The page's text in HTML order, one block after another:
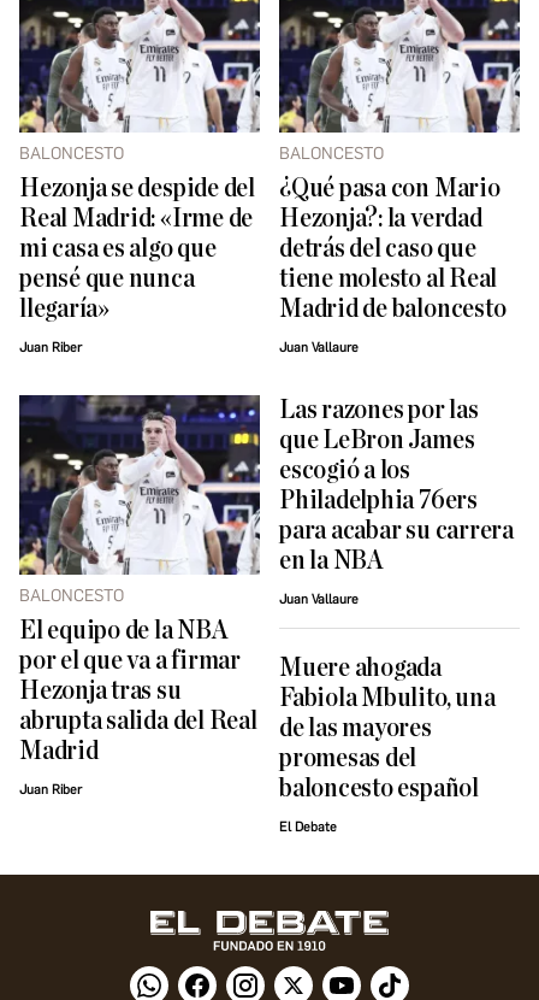
BALONCESTO
Hezonja se despide del
Real Madrid: «Irme de
mi casa es algo que
pensé que nunca
llegaría»
Juan Riber
BALONCESTO
¿Qué pasa con Mario
Hezonja?: la verdad
detrás del caso que
tiene molesto al Real
Madrid de baloncesto
Juan Vallaure
BALONCESTO
El equipo de la NBA
por el que va a firmar
Hezonja tras su
abrupta salida del Real
Madrid
Juan Riber
Las razones por las
que LeBron James
escogió a los
Philadelphia 76ers
para acabar su carrera
en la NBA
Juan Vallaure
Muere ahogada
Fabiola Mbulito, una
de las mayores
promesas del
baloncesto español
El Debate